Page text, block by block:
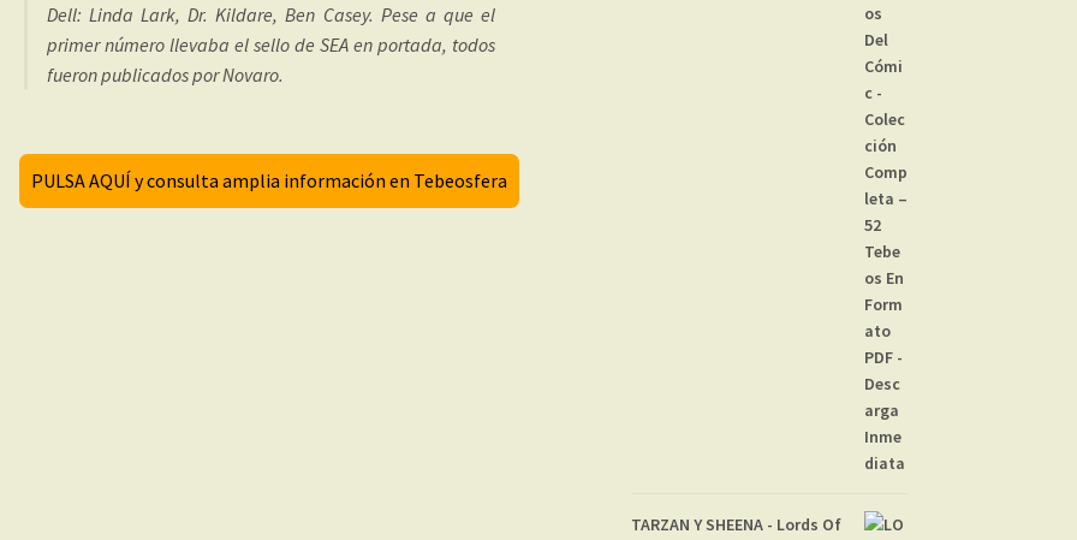
Dell: Linda Lark, Dr. Kildare, Ben Casey. Pese a que el
primer número llevaba el sello de SEA en portada, todos
fueron publicados por Novaro.
PULSA AQUÍ y consulta amplia información en Tebeosfera
TARZAN Y SHEENA - Lords Of